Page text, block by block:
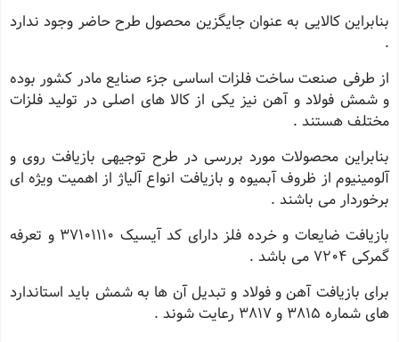
بنابراین کالایی به عنوان جایگزین محصول طرح حاضر وجود ندارد
.
از طرفی صنعت ساخت فلزات اساسی جزء صنایع مادر کشور بوده
و شمش فولاد و آهن نیز یکی از کالا های اصلی در تولید فلزات
مختلف هستند .
بنابراین محصولات مورد بررسی در طرح توجیهی بازیافت روی و
آلومینیوم از ظروف آبمیوه و بازیافت انواع آلیاژ از اهمیت ویژه ای
برخوردار می باشند .
بازیافت ضایعات و خرده فلز دارای کد آیسیک 37101110 و تعرفه
گمرکی 7204 می باشد .
برای بازیافت آهن و فولاد و تبدیل آن ها به شمش باید استاندارد
های شماره 3815 و 3817 رعایت شوند .